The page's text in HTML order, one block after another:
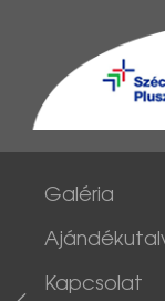
Galéria
Kapcsolat